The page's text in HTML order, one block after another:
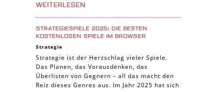
WEITERLESEN
STRATEGIESPIELE 2025: DIE BESTEN
KOSTENLOSEN SPIELE IM BROWSER
Strategie
Strategie ist der Herzschlag vieler Spiele.
Das Planen, das Vorausdenken, das
Überlisten von Gegnern – all das macht den
Reiz dieses Genres aus. Im Jahr 2025 hat sich